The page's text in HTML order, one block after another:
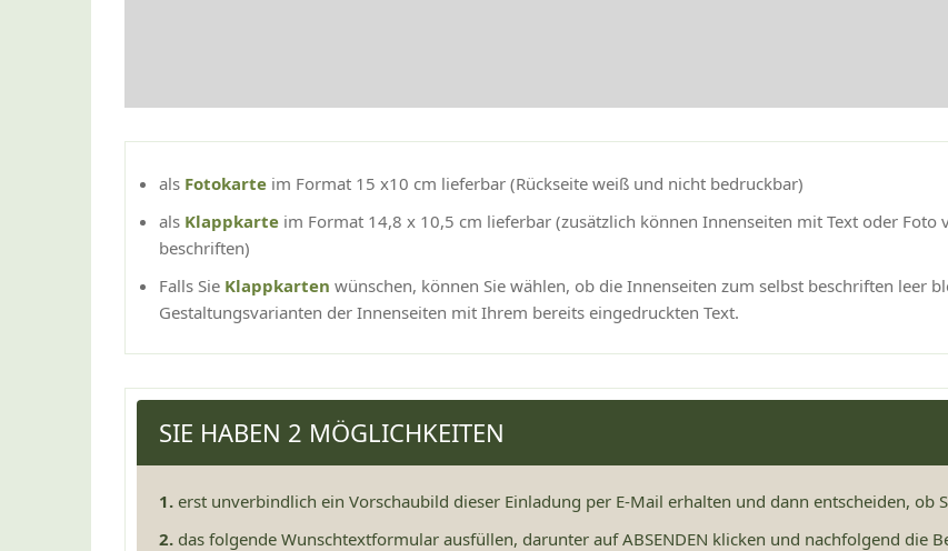
als Fotokarte im Format 15 x10 cm lieferbar (Rückseite weiß und nicht bedruckbar)
als Klappkarte im Format 14,8 x 10,5 cm lieferbar (zusätzlich können Innenseiten mit Text oder
beschriften)
Falls Sie Klappkarten wünschen, können Sie wählen, ob die Innenseiten zum selbst beschriften leer
Gestaltungsvarianten der Innenseiten mit Ihrem bereits eingedruckten Text.
SIE HABEN 2 MÖGLICHKEITEN
1. erst unverbindlich ein Vorschaubild dieser Einladung per E-Mail erhalten und dann entscheiden, ob
2. das folgende Wunschtextformular ausfüllen, darunter auf ABSENDEN klicken und nachfolgend die